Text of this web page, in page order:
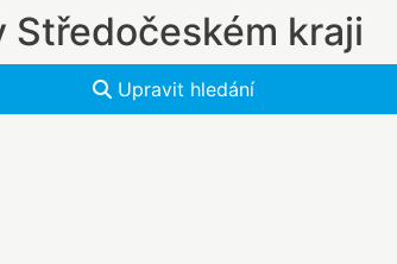
Středočeském kraji
Upravit hledání